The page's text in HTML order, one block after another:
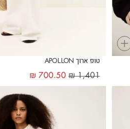
+
טופ ארוך APOLLON
₪1,401
₪ 700.50